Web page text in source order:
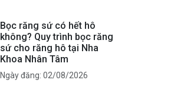
Bọc răng sứ có hết hô
không? Quy trình bọc răng
sứ cho răng hô tại Nha
Khoa Nhân Tâm
Ngày đăng: 02/08/2026